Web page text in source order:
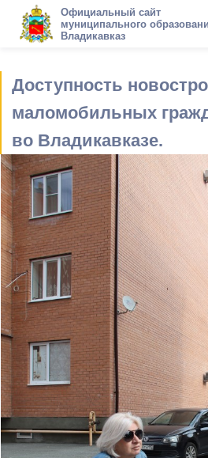
Официальный сайт
муниципального
Владикавказ
Доступность
маломобильных
во Владикавказе.